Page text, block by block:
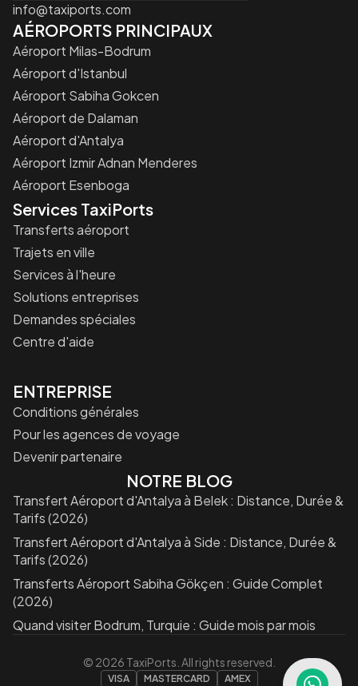
info@taxiports.com
AÉROPORTS PRINCIPAUX
Aéroport Milas-Bodrum
Aéroport d'Istanbul
Aéroport Sabiha Gokcen
Aéroport de Dalaman
Aéroport d'Antalya
Aéroport Izmir Adnan Menderes
Aéroport Esenboga
Services TaxiPorts
Transferts aéroport
Trajets en ville
Services à l'heure
Solutions entreprises
Demandes spéciales
Centre d'aide
ENTREPRISE
Conditions générales
Pour les agences de voyage
Devenir partenaire
NOTRE BLOG
Transfert Aéroport d'Antalya à Belek : Distance, Durée &
Tarifs (2026)
Transfert Aéroport d'Antalya à Side : Distance, Durée &
Tarifs (2026)
Transferts Aéroport Sabiha Gökçen : Guide Complet
(2026)
Quand visiter Bodrum, Turquie : Guide mois par mois
© 2026 TaxiPorts. All rights reserved.
VISA MASTERCARD AMEX